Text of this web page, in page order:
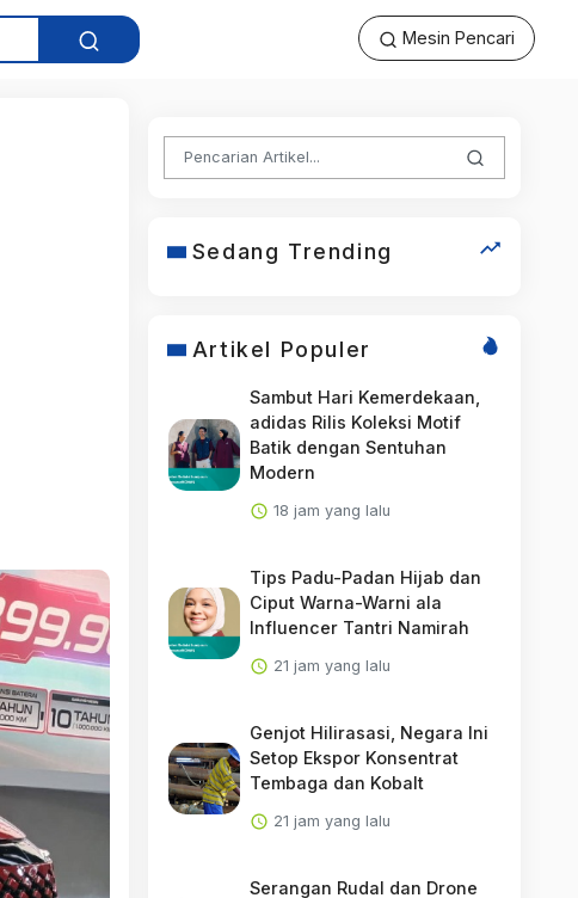
Mesin Pencari
Sedang Trending
Artikel Populer
Sambut Hari Kemerdekaan,
adidas Rilis Koleksi Motif
Batik dengan Sentuhan
Modern
18 jam yang lalu
Tips Padu-Padan Hijab dan
Ciput Warna-Warni ala
Influencer Tantri Namirah
21 jam yang lalu
Genjot Hilirasasi, Negara Ini
Setop Ekspor Konsentrat
Tembaga dan Kobalt
21 jam yang lalu
Serangan Rudal dan Drone